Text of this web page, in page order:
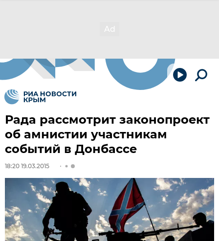
Рада рассмотрит законопроект
об амнистии участникам
событий в Донбассе
18:20 19.03.2015